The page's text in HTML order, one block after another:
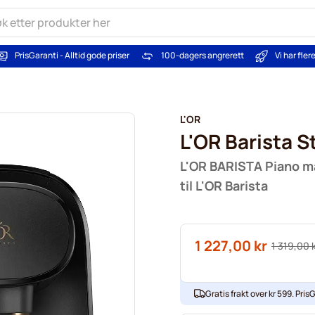
PrisGaranti - Alltid gode priser 100-dagers angrerett Vi har
L'OR
L'OR Barista
L'OR BARISTA Piano
til L'OR Barista
Vanlig
1 319,00
1 227,00 kr
Gratis frakt over kr 599.